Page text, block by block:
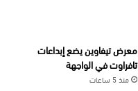
معرض تيفاوين يضع إبداعات
تافراوت في الواجهة
منذ 5 ساعات